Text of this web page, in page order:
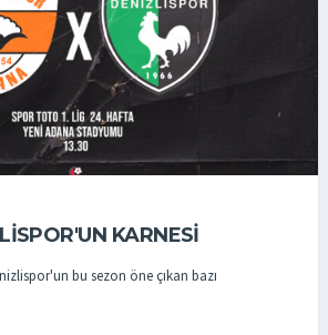
KARNESİ
bu sezon öne çıkan bazı